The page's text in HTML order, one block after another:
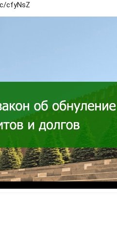
cfyNsZ